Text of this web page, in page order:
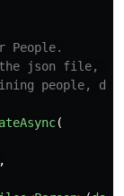
People.
the json file,
people,
(
,